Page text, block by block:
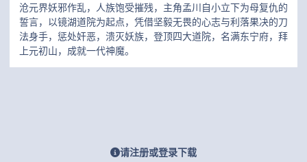
沧元界妖邪作乱，人族饱受摧残，主角孟川自小立下为母复仇的
誓言，以镜湖道院为起点，凭借坚毅无畏的心志与利落果决的刀
法身手，惩处奸恶，溃灭妖族，登顶四大道院，名满东宁府，拜
上元初山，成就一代神魔。
请注册或登录下载